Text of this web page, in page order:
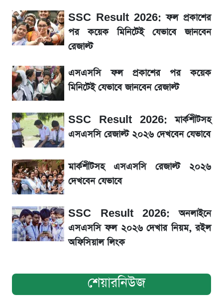
সৌদিতে বাংলাদেশিদের আকামা নবায়নে বদলে গেল
নিয়ম
La Liga 2026-2027: সর্বশেষ পয়েন্ট টেবিল ও
খবর
ড. ইউনূস বনাম তারেক রহমান—তুলনায় যা বললেন
কাদের সিদ্দিকী
SSC Result 2026: ফল প্রকাশের
পর কয়েক মিনিটেই যেভাবে জানবেন
রেজাল্ট
এসএসসি ফল প্রকাশের পর কয়েক
মিনিটেই যেভাবে জানবেন রেজাল্ট
SSC Result 2026: মার্কশীটসহ
এসএসসি রেজাল্ট ২০২৬ দেখবেন যেভাবে
মার্কশীটসহ এসএসসি রেজাল্ট ২০২৬
দেখবেন যেভাবে
SSC Result 2026: অনলাইনে
এসএসসি ফল ২০২৬ দেখার নিয়ম, রইল
অফিসিয়াল লিংক
শেয়ারনিউজ